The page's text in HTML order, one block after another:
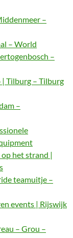
–
– World
–
Tilburg – Tilburg
–
het strand |
teamuitje –
events | Rijswijk
– Grou –